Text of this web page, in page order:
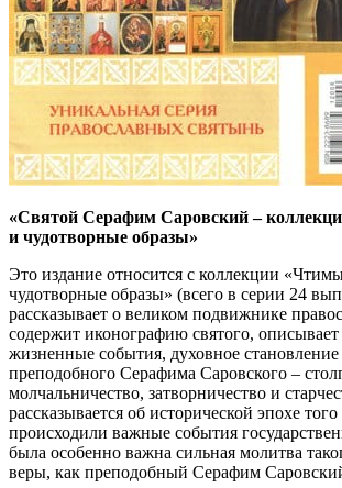
«Святой Серафим Саровский –
и чудотворные образы»
Это издание относится с коллекции
чудотворные образы» (всего в серии 24
рассказывает о великом подвижнике
содержит иконографию святого,
жизненные события, духовное
преподобного Серафима Саровского –
молчальничество, затворничество и
рассказывается об исторической эпохе
происходили важные события
была особенно важна сильная молитва
веры, как преподобный Серафим